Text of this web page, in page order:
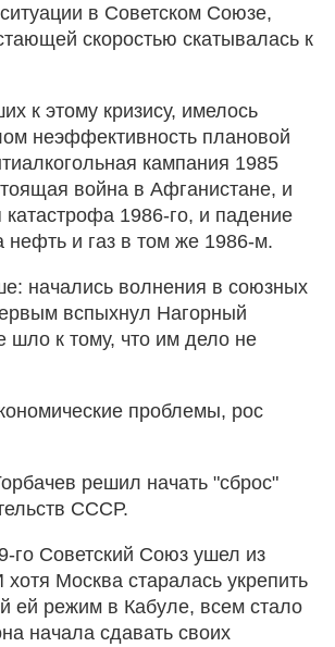
в Советском Союзе,
скоростью скатывалась к
к этому кризису, имелось
неэффективность плановой
кампания 1985
война в Афганистане, и
1986-го, и падение
нефть и газ в том же 1986-м.
начались волнения в союзных
вспыхнул Нагорный
шло к тому, что им дело не
проблемы, рос
решил начать "сброс"
СССР.
го Советский Союз ушел из
Москва старалась укрепить
ей режим в Кабуле, всем стало
начала сдавать своих